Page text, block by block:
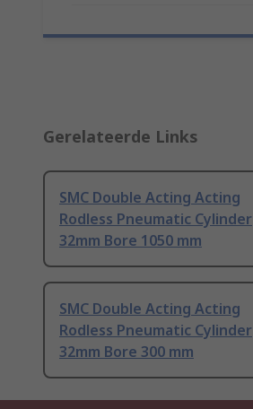
Gerelateerde Links
SMC Double Acting Acting
Rodless Pneumatic Cylinder
32mm Bore 1050 mm
SMC Double Acting Acting
Rodless Pneumatic Cylinder
32mm Bore 300 mm